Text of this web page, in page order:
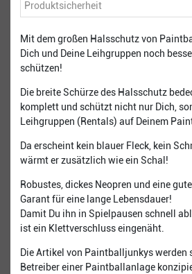
Produktsicherheit
Mit dem großen Halsschutz von
Dich und Deine Leihgruppen noch
schützen!
Die breite Schürze des Halsschutz
komplett und schützt nicht nur Dich,
Leihgruppen (Rentals) auf Deinem
Da erscheint kein blauer Fleck, kein
wärmt er zusätzlich wie ein Schal!
Robustes, dickes Neopren und eine
Garant für eine lange Lebensdauer!
Damit Du ihn in Spielpausen schnell
ist ein Klettverschluss eingenäht.
Die Artikel von Paintballjunkys werden
Betreiber einer Paintballanlage